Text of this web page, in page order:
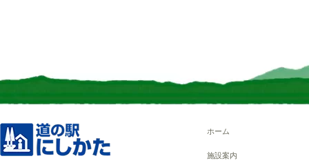
ホーム
施設案内